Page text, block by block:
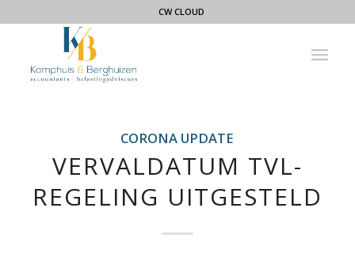
CW CLOUD
CORONA UPDATE
VERVALDATUM TVL-
REGELING UITGESTELD